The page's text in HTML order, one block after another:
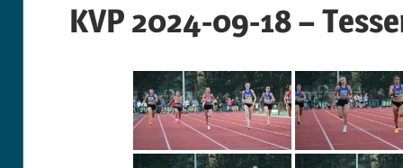
KVP 2024-09-18 –